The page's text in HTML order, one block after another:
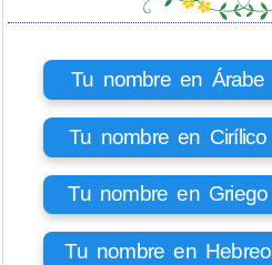
Tu nombre en Árabe
Tu nombre en Cirílico
Tu nombre en Griego
Tu nombre en Hebreo